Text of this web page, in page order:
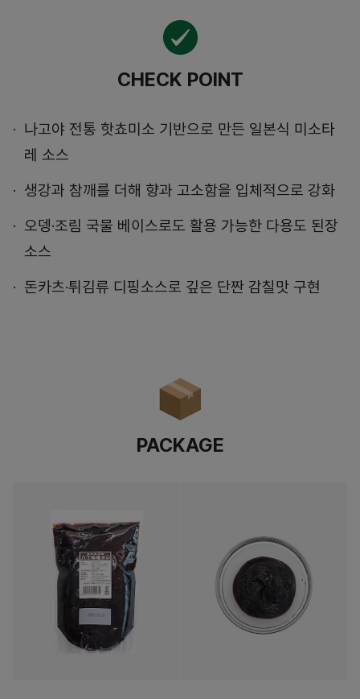
CHECK POINT
나고야 전통 핫쵸미소 기반으로 만든 일본식 미소타
레 소스
생강과 참깨를 더해 향과 고소함을 입체적으로 강화
오뎅·조림 국물 베이스로도 활용 가능한 다용도 된장
소스
돈카츠·튀김류 디핑소스로 깊은 단짠 감칠맛 구현
PACKAGE